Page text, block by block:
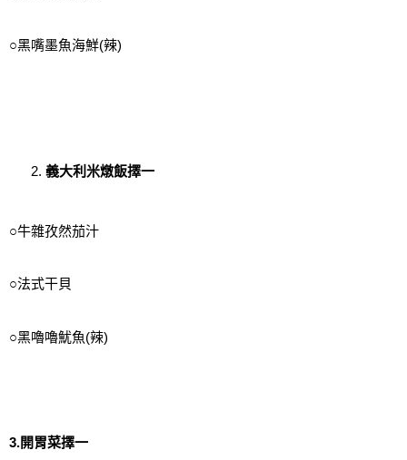
○黑嘴墨魚海鮮(辣)
義大利米燉飯擇一
○牛雜孜然茄汁
○法式干貝
○黑嚕嚕魷魚(辣)
3.開胃菜擇一